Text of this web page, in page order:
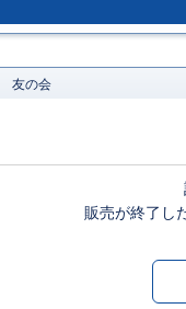
友の会
販売が終了し